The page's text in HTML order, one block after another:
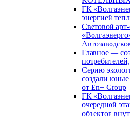
ГК
энергией
Световой
Главное —
Серию
создали
от En+ Group
ГК
очередной
объектов